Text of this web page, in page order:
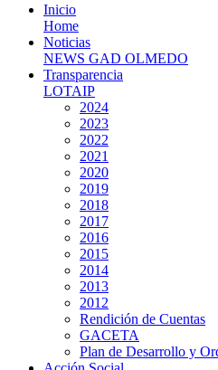
Inicio
Home
Noticias
NEWS GAD OLMEDO
Transparencia
LOTAIP
2024
2023
2022
2021
2020
2019
2018
2017
2016
2015
2014
2013
2012
Rendición de Cuentas
GACETA
Plan de Desarrollo y